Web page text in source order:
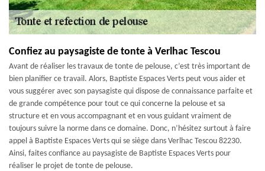
Confiez au paysagiste de tonte à Verlhac Tescou
Avant de réaliser les travaux de tonte de pelouse, c’est très important de
bien planifier ce travail. Alors, Baptiste Espaces Verts peut vous aider et
vous suggérer avec son paysagiste qui dispose de connaissance parfaite et
de grande compétence pour tout ce qui concerne la pelouse et sa
structure et en vous accompagnant et en vous guidant vraiment de
toujours suivre la norme dans ce domaine. Donc, n’hésitez surtout à faire
appel à Baptiste Espaces Verts qui se siège dans Verlhac Tescou 82230.
Ainsi, faites confiance au paysagiste de Baptiste Espaces Verts pour
réaliser le projet de tonte de pelouse.